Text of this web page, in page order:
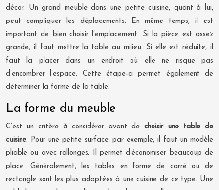
décor. Un grand meuble dans une petite cuisine, quant à lui,
peut compliquer les déplacements. En même temps, il est
important de bien choisir l’emplacement. Si la pièce est assez
grande, il faut mettre la table au milieu. Si elle est réduite, il
faut la placer dans un endroit où elle ne risque pas
d’encombrer l’espace. Cette étape-ci permet également de
déterminer la forme de la table.
La forme du meuble
C’est un critère à considérer avant de choisir une table de
cuisine. Pour une petite surface, par exemple, il faut un modèle
pliable ou avec rallonges. Il permet d’économiser beaucoup de
place. Généralement, les tables en forme de carré ou de
rectangle sont les plus adaptées à une cuisine de ce type. Une